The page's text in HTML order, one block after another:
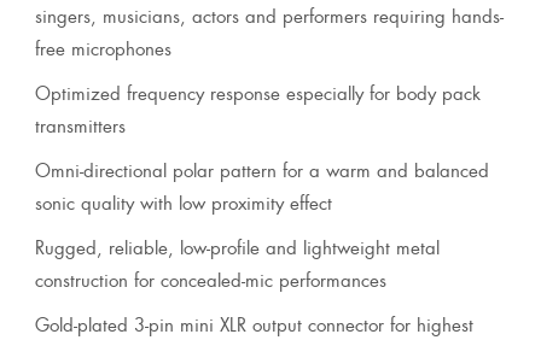
singers, musicians, actors and performers requiring hands-
free microphones
Optimized frequency response especially for body pack
transmitters
Omni-directional polar pattern for a warm and balanced
sonic quality with low proximity effect
Rugged, reliable, low-profile and lightweight metal
construction for concealed-mic performances
Gold-plated 3-pin mini XLR output connector for highest